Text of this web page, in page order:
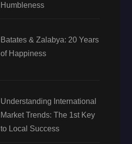
Humbleness
Batates & Zalabya: 20 Years
of Happiness
Understanding International
Market Trends: The 1st Key
to Local Success